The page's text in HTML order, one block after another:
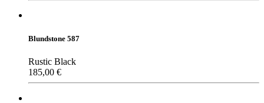
Blundstone 587
Rustic Black
185,00 €